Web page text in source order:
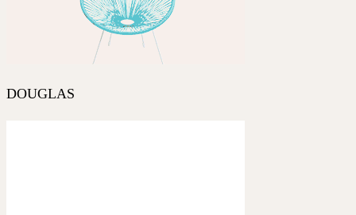
DOUGLAS